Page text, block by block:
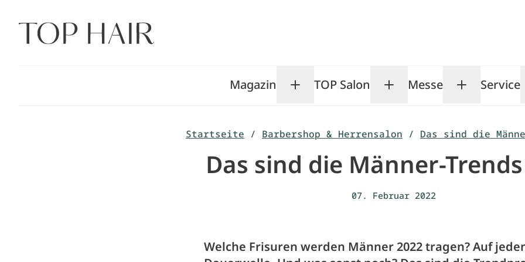
Inhalt
springen
Magazin Toggle Magazin submenu
TOP Salon Toggle TOP Salon
Messe ToggleService
Startseite / Barbershop & Herrensalon / Das sind die
Das sind die Männer-
07. Februar 2022
Welche Frisuren werden Männer 2022 tragen? Auf